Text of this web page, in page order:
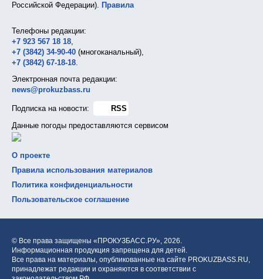
Российской Федерации). Правила
Телефоны редакции:
+7 923 567 18 18,
+7 (3842) 34-90-40 (многоканальный),
+7 (3842) 67-18-18.
Электронная почта редакции:
news@prokuzbass.ru
Подписка на новости:
RSS
Данные погоды предоставляются сервисом
О проекте
Правила использования материалов
Политика конфиденциальности
Пользовательское соглашение
© Все права защищены «ПРОКУЗБАСС.РУ», 2026.
Информационная продукция запрещена для детей.
Все права на материалы, опубликованные на сайте PROKUZBASS.RU,
принадлежат редакции и охраняются в соответствии с